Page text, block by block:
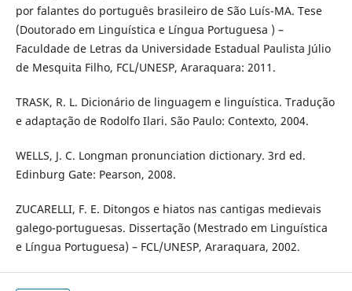
por falantes do português brasileiro de São Luís-MA. Tese
(Doutorado em Linguística e Língua Portuguesa ) –
Faculdade de Letras da Universidade Estadual Paulista Júlio
de Mesquita Filho, FCL/UNESP, Araraquara: 2011.
TRASK, R. L. Dicionário de linguagem e linguística. Tradução
e adaptação de Rodolfo Ilari. São Paulo: Contexto, 2004.
WELLS, J. C. Longman pronunciation dictionary. 3rd ed.
Edinburg Gate: Pearson, 2008.
ZUCARELLI, F. E. Ditongos e hiatos nas cantigas medievais
galego-portuguesas. Dissertação (Mestrado em Linguística
e Língua Portuguesa) – FCL/UNESP, Araraquara, 2002.